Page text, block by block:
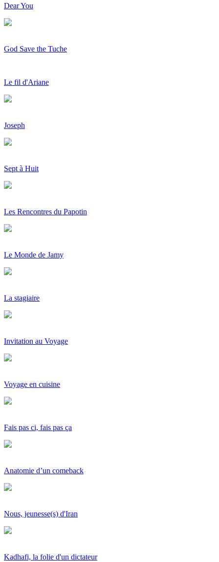
Dear You
God Save the Tuche
Le fil d'Ariane
Joseph
Sept à Huit
Les Rencontres du Papotin
Le Monde de Jamy
La stagiaire
Invitation au Voyage
Voyage en cuisine
Fais pas ci, fais pas ça
Anatomie d’un comeback
Nous, jeunesse(s) d'Iran
Kadhafi, la folie d'un dictateur